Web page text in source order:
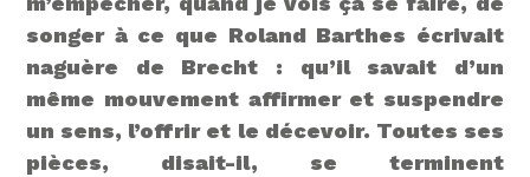
songer à ce que Roland Barthes écrivait
naguère de Brecht : qu’il savait d’un
même mouvement affirmer et suspendre
un sens, l’offrir et le décevoir. Toutes ses
pièces, disait-il, se terminent